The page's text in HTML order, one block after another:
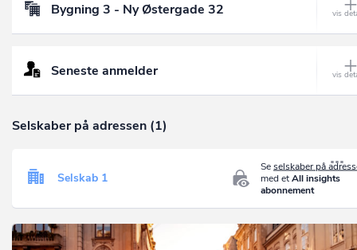
Bygning 3 - Ny Østergade 32
Seneste anmelder
Selskaber på adressen (1)
Seselskaber på
med etAll insights
abonnement
Selskab 1